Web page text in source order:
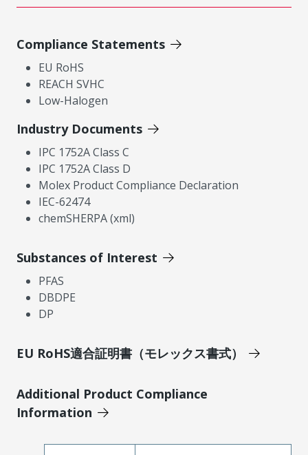
Compliance Statements
EU RoHS
REACH SVHC
Low-Halogen
Industry Documents
IPC 1752A Class C
IPC 1752A Class D
Molex Product Compliance Declaration
IEC-62474
chemSHERPA (xml)
Substances of Interest
PFAS
DBDPE
DP
EU RoHS適合証明書（モレックス書式）
Additional Product Compliance
Information